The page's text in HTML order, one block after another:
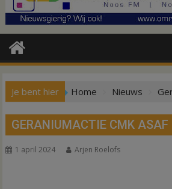
Je bent hier Home Nieuws
GERANIUMACTIE CMK ASAF
1 april 2024 Arjen Roelofs